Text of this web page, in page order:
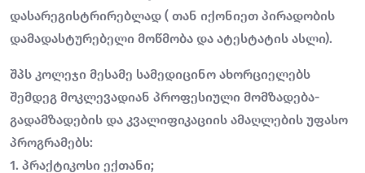
დასარეგისტრირებლად ( თან იქონიეთ პირადობის
დამადასტურებელი მოწმობა და ატესტატის ასლი).
შპს კოლეჯი მესამე სამედიცინო ახორციელებს
შემდეგ მოკლევადიან პროფესიული მომზადება-
გადამზადების და კვალიფიკაციის ამაღლების უფასო
პროგრამებს:
1. პრაქტიკოსი ექთანი;